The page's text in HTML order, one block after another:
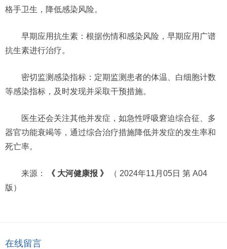
格手卫生，降低感染风险。
早期应用抗生素：根据伤情和感染风险，早期应用广谱
抗生素进行治疗。
密切监测感染指标：定期监测患者的体温、白细胞计数
等感染指标，及时发现并采取干预措施。
医生还会关注其他并发症，如急性呼吸窘迫综合征、多
器官功能衰竭等，通过综合治疗措施降低并发症的发生率和
死亡率。
来源： 《 大河健康报 》
（ 2024年11月05日 第 A04
版）
在线留言